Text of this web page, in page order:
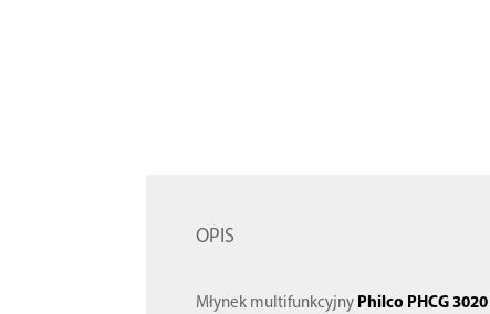
OPIS
Młynek multifunkcyjny Philco PHCG 3020